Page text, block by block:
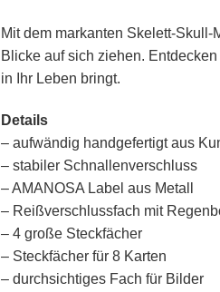
Mit dem markanten Skelett-
Blicke auf sich ziehen.
in Ihr Leben bringt.
Details
– aufwändig handgefertigt aus
– stabiler Schnallenverschluss
– AMANOSA Label aus Metall
– Reißverschlussfach mit
– 4 große Steckfächer
– Steckfächer für 8 Karten
– durchsichtiges Fach für Bilder